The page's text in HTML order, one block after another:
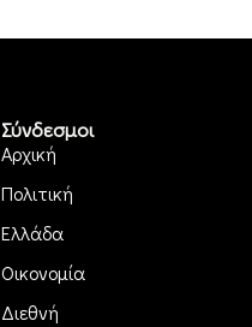
Σύνδεσμοι
Αρχική
Πολιτική
Ελλάδα
Οικονομία
Διεθνή